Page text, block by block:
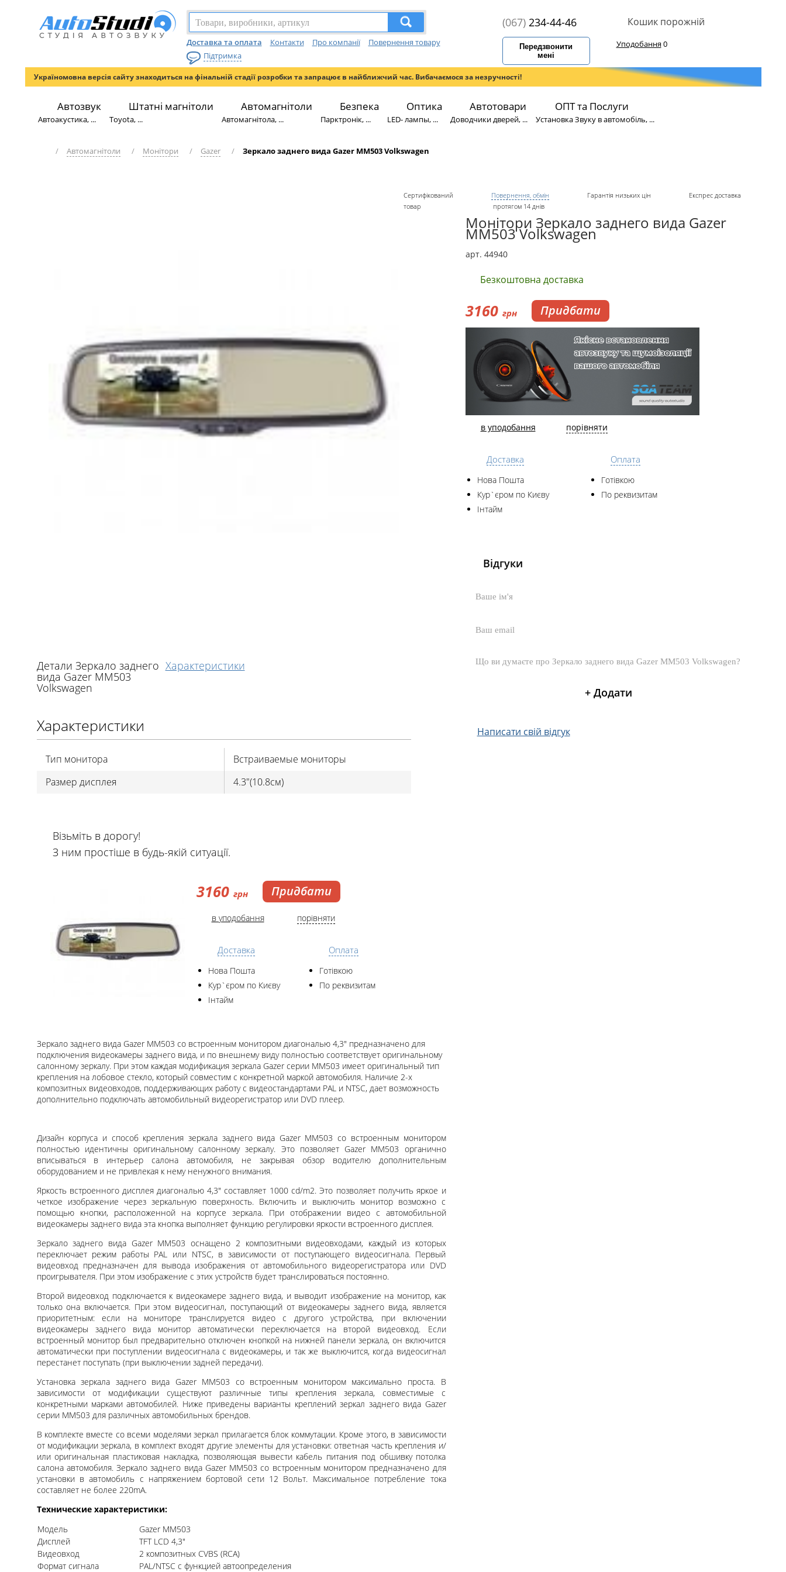
Доставка та оплата Контакти Про компанії
Повернення товару
Підтримка
(067)234-44-46
Передзвонити
мені
Кошик порожній
Уподобання0
Україномовна версія сайту знаходиться на фінальній стадії розробки та запрацює в найближчий час. Вибачаємося за незручності!
Автозвук
Автоакустика, ...
Штатні магнітоли
Toyota, ...
Автомагнітоли
Автомагнітола, ...
Безпека
Парктронік, ...
Оптика
LED- лампы, ...
Автотовари
Доводчики дверей, ...
ОПТ та Послуги
Установка Звуку в автомобіль, ...
/ Автомагнітоли / Монітори / Gazer / Зеркало заднего вида Gazer MM503 Volkswagen
Сертифікований
товар
Повернення, обмін
протягом 14 днів
Гарантія низьких цін Експрес доставка
Детали Зеркало заднего
вида Gazer MM503
Volkswagen
Характеристики
Характеристики
Тип монитора
Встраиваемые мониторы
Размер дисплея
4.3"(10.8см)
Візьміть в дорогу!
З ним простіше в будь-якій ситуації.
3160 грн Придбати
в уподобання порівняти
Доставка
Нова Пошта
Кур`єром по Києву
Інтайм
Оплата
Готівкою
По реквизитам
Зеркало заднего вида Gazer MM503 со встроенным монитором диагональю 4,3" предназначено для
подключения видеокамеры заднего вида, и по внешнему виду полностью соответствует оригинальному
салонному зеркалу. При этом каждая модификация зеркала Gazer серии MM503 имеет оригинальный тип
крепления на лобовое стекло, который совместим с конкретной маркой автомобиля. Наличие 2-х
композитных видеовходов, поддерживающих работу с видеостандартами PAL и NTSC, дает возможность
дополнительно подключать автомобильный видеорегистратор или DVD плеер.
Дизайн корпуса и способ крепления зеркала заднего вида Gazer MM503 со встроенным монитором
полностью идентичны оригинальному салонному зеркалу. Это позволяет Gazer MM503 органично
вписываться в интерьер салона автомобиля, не закрывая обзор водителю дополнительным
оборудованием и не привлекая к нему ненужного внимания.
Яркость встроенного дисплея диагональю 4,3" составляет 1000 cd/m2. Это позволяет получить яркое и
четкое изображение через зеркальную поверхность. Включить и выключить монитор возможно с
помощью кнопки, расположенной на корпусе зеркала. При отображении видео с автомобильной
видеокамеры заднего вида эта кнопка выполняет функцию регулировки яркости встроенного дисплея.
Зеркало заднего вида Gazer MM503 оснащено 2 композитными видеовходами, каждый из которых
переключает режим работы PAL или NTSC, в зависимости от поступающего видеосигнала. Первый
видеовход предназначен для вывода изображения от автомобильного видеорегистратора или DVD
проигрывателя. При этом изображение с этих устройств будет транслироваться постоянно.
Второй видеовход подключается к видеокамере заднего вида, и выводит изображение на монитор, как
только она включается. При этом видеосигнал, поступающий от видеокамеры заднего вида, является
приоритетным: если на мониторе транслируется видео с другого устройства, при включении
видеокамеры заднего вида монитор автоматически переключается на второй видеовход. Если
встроенный монитор был предварительно отключен кнопкой на нижней панели зеркала, он включится
автоматически при поступлении видеосигнала с видеокамеры, и так же выключится, когда видеосигнал
перестанет поступать (при выключении задней передачи).
Установка зеркала заднего вида Gazer MM503 со встроенным монитором максимально проста. В
зависимости от модификации существуют различные типы крепления зеркала, совместимые с
конкретными марками автомобилей. Ниже приведены варианты креплений зеркал заднего вида Gazer
серии MM503 для различных автомобильных брендов.
В комплекте вместе со всеми моделями зеркал прилагается блок коммутации. Кроме этого, в зависимости
от модификации зеркала, в комплект входят другие элементы для установки: ответная часть крепления и/
или оригинальная пластиковая накладка, позволяющая вывести кабель питания под обшивку потолка
салона автомобиля. Зеркало заднего вида Gazer MM503 со встроенным монитором предназначено для
установки в автомобиль с напряжением бортовой сети 12 Вольт. Максимальное потребление тока
составляет не более 220mA.
Технические характеристики:
Модель
Gazer MM503
Дисплей
TFT LCD 4,3"
Видеовход
2 композитных CVBS (RCA)
Формат сигнала
PAL/NTSC с функцией автоопределения
Монітори Зеркало заднего вида Gazer
MM503 Volkswagen
арт. 44940
Безкоштовна доставка
3160 грн Придбати
в уподобання порівняти
Доставка
Нова Пошта
Кур`єром по Києву
Інтайм
Оплата
Готівкою
По реквизитам
Відгуки
Написати свій відгук